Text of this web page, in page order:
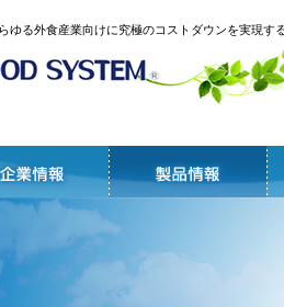
ゆる外食産業向けに究極のコストダウンを実現す